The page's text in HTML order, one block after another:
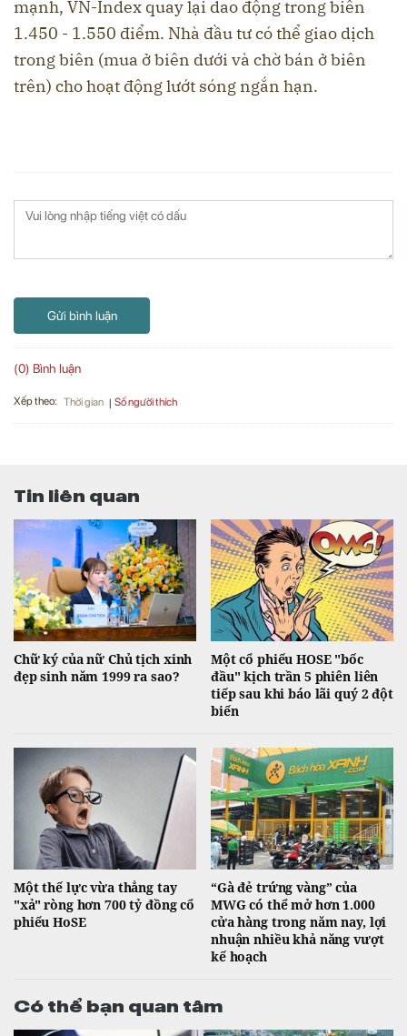
mạnh, VN-Index quay lại dao động trong biên
1.450 - 1.550 điểm. Nhà đầu tư có thể giao dịch
trong biên (mua ở biên dưới và chờ bán ở biên
trên) cho hoạt động lướt sóng ngắn hạn.
Gửi bình luận
(0) Bình luận
Xếp theo: Thời gian Số người thích
Tin liên quan
Chữ ký của nữ Chủ tịch xinh
đẹp sinh năm 1999 ra sao?
Một cổ phiếu HOSE "bốc
đầu" kịch trần 5 phiên liên
tiếp sau khi báo lãi quý 2 đột
biến
Một thế lực vừa thẳng tay
"xả" ròng hơn 700 tỷ đồng cổ
phiếu HoSE
“Gà đẻ trứng vàng” của
MWG có thể mở hơn 1.000
cửa hàng trong năm nay, lợi
nhuận nhiều khả năng vượt
kế hoạch
Có thể bạn quan tâm